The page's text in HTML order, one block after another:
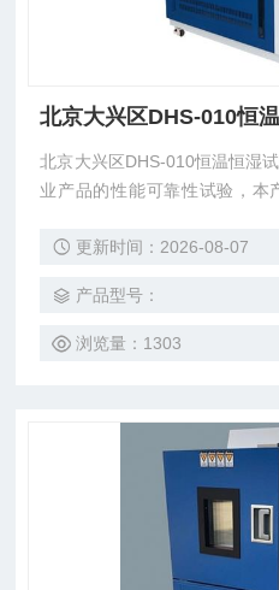
北京大兴区DHS-010恒
北京大兴区DHS-010恒温恒湿
业产品的性能可靠性试验，本
更新时间：2026-08-07
产品型号：
浏览量：1303